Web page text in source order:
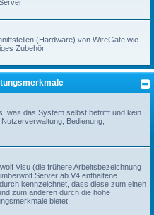
(Hardware) von WireGate wie
Zubehör
was das System selbst betrifft und kein
Bedienung,
Visu (die frühere Arbeitsbezeichnung
Server ab V4 enthaltene
kennzeichnet, dass diese zum einen
zum anderen durch die hohe
bietet.